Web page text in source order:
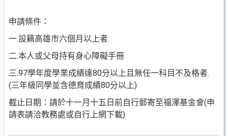
申請條件：
一.設籍高雄市六個月以上者.
二.本人或父母持有身心障礙手冊.
三.97學年度學業成績達80分以上且無任一科目不及格者.
(三年級同學並含德育成績80分以上)
截止日期：請於十一月十五日前自行郵寄至福澤基金會(申
請表請洽教務處或自行上網下載)